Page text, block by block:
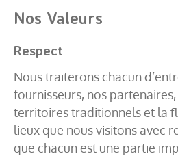
Nos Valeurs
Respect
Nous traiterons chacun
fournisseurs, nos
territoires traditionnels et la
lieux que nous visitons avec
que chacun est une partie